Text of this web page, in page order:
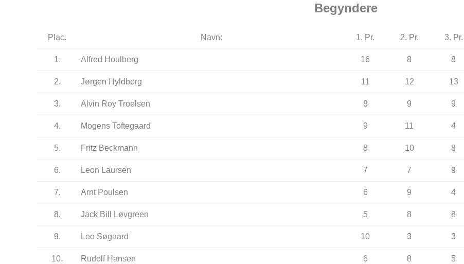
Begyndere
Plac. Navn: 1. Pr. 2. Pr. 3. Pr.
1. Alfred Houlberg 16 8 8
2. Jørgen Hyldborg 11 12 13
3. Alvin Roy Troelsen 8 9 9
4. Mogens Toftegaard 9 11 4
5. Fritz Beckmann 8 10 8
6. Leon Laursen 7 7 9
7. Arnt Poulsen 6 9 4
8. Jack Bill Løvgreen 5 8 8
9. Leo Søgaard 10 3 3
10. Rudolf Hansen 6 8 5